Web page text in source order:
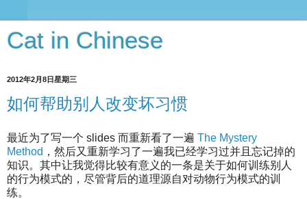
Cat in Chinese
2012年2月8日星期三
如何帮助别人改变坏习惯
最近为了写一个 slides 而重新看了一遍 The Mystery
Method ，然后又重新学习了一遍我已经学习过并且忘记掉的
知识。其中让我觉得比较有意义的一条是关于如何训练别人
的行为模式的，尽管背后的道理源自对动物行为模式的训
练。